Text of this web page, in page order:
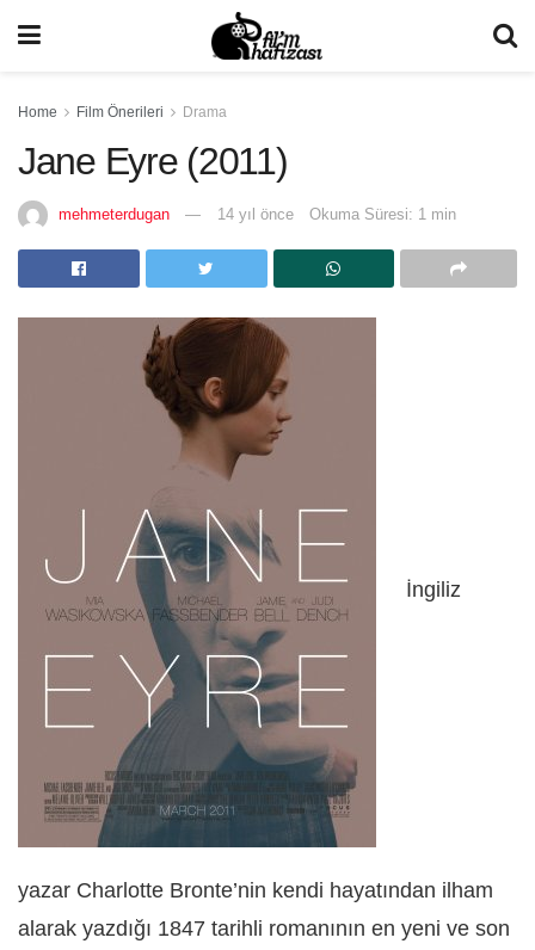
Home Film Önerileri Drama
Jane Eyre (2011)
mehmeterdugan 14 yıl önce Okuma Süresi: 1 min
İngiliz
yazar Charlotte Bronte’nin kendi hayatından ilham
alarak yazdığı 1847 tarihli romanının en yeni ve son